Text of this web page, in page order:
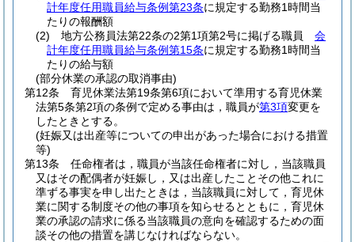
計年度任用職員給与条例第23条に規定する勤務1時間当
たりの報酬額
(2)
地方公務員法第22条の2第1項第2号に掲げる職員 会
計年度任用職員給与条例第15条に規定する勤務1時間当
たりの給与額
(部分休業の承認の取消事由)
第12条
育児休業法第19条第6項において準用する育児休業
法第5条第2項の条例で定める事由は，職員が第3項変更を
したときとする。
(妊娠又は出産等についての申出があった場合における措置
等)
第13条
任命権者は，職員が当該任命権者に対し，当該職員
又はその配偶者が妊娠し，又は出産したことその他これに
準ずる事実を申し出たときは，当該職員に対して，育児休
業に関する制度その他の事項を知らせるとともに，育児休
業の承認の請求に係る当該職員の意向を確認するための面
談その他の措置を講じなければならない。